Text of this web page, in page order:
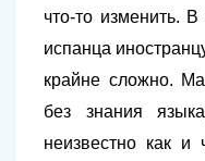
что-то изменить.
испанца
крайне сложно.
без знания
неизвестно как и